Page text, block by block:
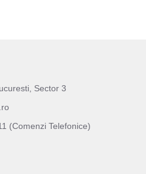
Sector 3
(Comenzi Telefonice)